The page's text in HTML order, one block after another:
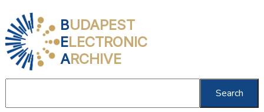
BUDAPEST
ELECTRONIC
ARCHIVE
Search